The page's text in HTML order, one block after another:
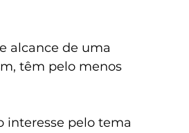
alcance de uma
têm pelo menos
interesse pelo tema